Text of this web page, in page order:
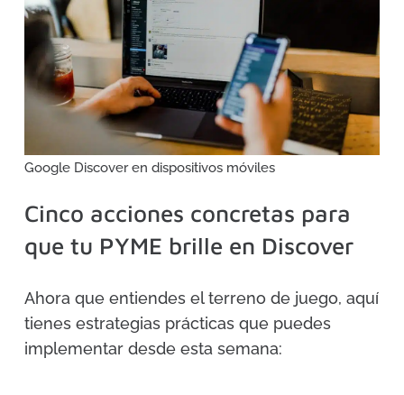
Google Discover en dispositivos móviles
Cinco acciones concretas para
que tu PYME brille en Discover
Ahora que entiendes el terreno de juego, aquí
tienes estrategias prácticas que puedes
implementar desde esta semana: